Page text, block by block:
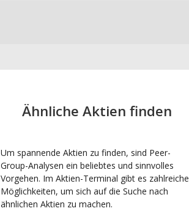
Ähnliche Aktien finden
Um spannende Aktien zu finden, sind Peer-
Group-Analysen ein beliebtes und sinnvolles
Vorgehen. Im Aktien-Terminal gibt es zahlreiche
Möglichkeiten, um sich auf die Suche nach
ähnlichen Aktien zu machen.